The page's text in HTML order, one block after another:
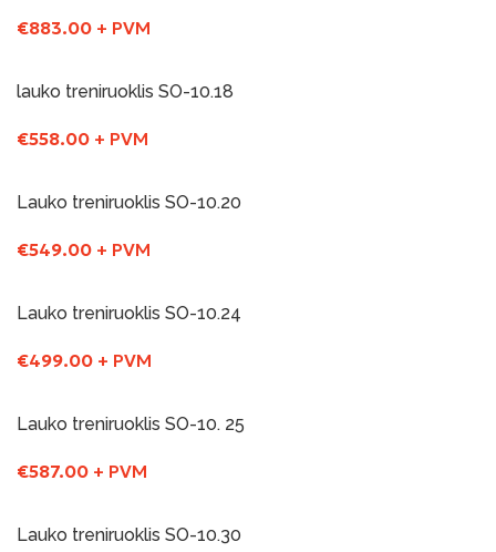
€883.00 + PVM
lauko treniruoklis SO-10.18
€558.00 + PVM
Lauko treniruoklis SO-10.20
€549.00 + PVM
Lauko treniruoklis SO-10.24
€499.00 + PVM
Lauko treniruoklis SO-10. 25
€587.00 + PVM
Lauko treniruoklis SO-10.30